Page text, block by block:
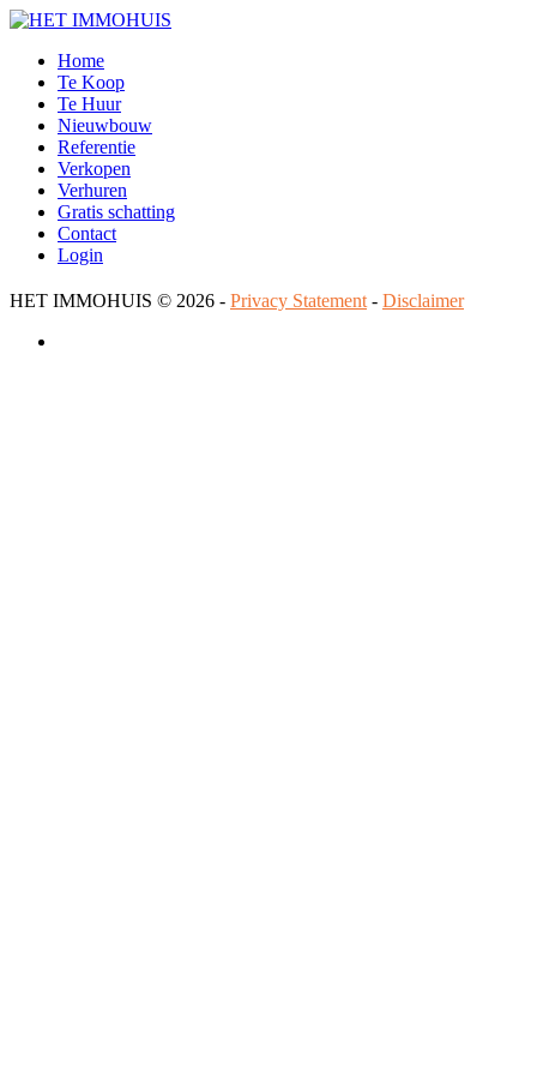
Home
Te Koop
Te Huur
Nieuwbouw
Referentie
Verkopen
Verhuren
Gratis schatting
Contact
Login
HET IMMOHUIS © 2026 - Privacy Statement - Disclaimer